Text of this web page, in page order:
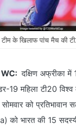
के खिलाफ पांच मैच की
WC:दक्षिण अफ्रीका
19 महिला टी20
को प्रतिभावान
को भारत की 15